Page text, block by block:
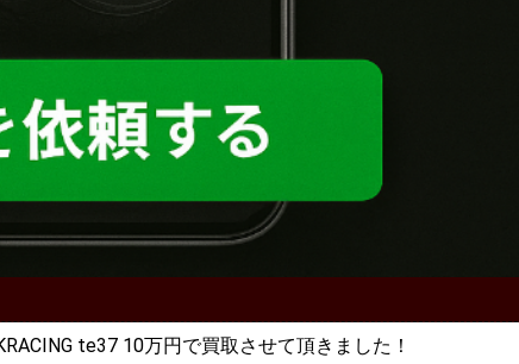
te37 10万円で買取させて頂きました！